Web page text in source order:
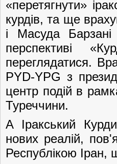
«перетягнути»
курдів, та ще
і Масуда
перспективі
переглядатися.
PYD-YPG з
центр подій в
Туреччини.
А Іракський
нових реалій,
Республікою Іран,